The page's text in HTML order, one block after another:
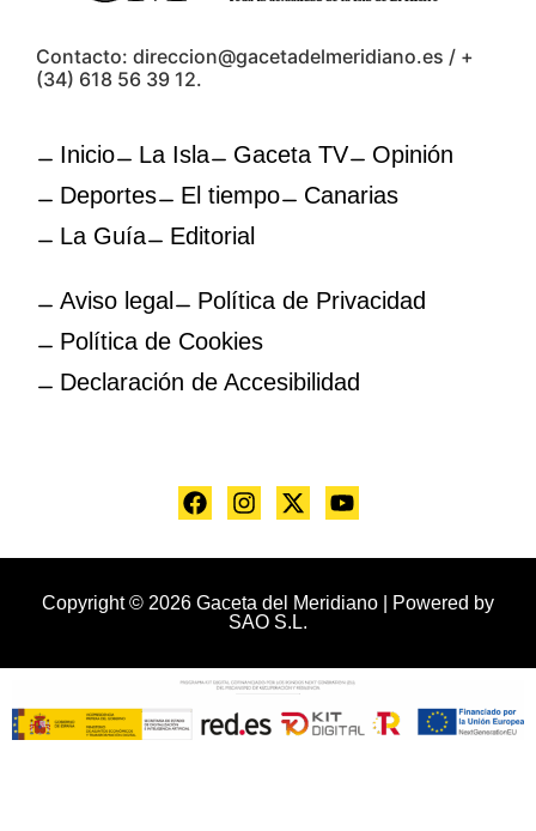
Contacto: direccion@gacetadelmeridiano.es / +
(34) 618 56 39 12.
Inicio La Isla Gaceta TV
Opinión
Deportes
El tiempo
Canarias
La Guía
Editorial
Aviso legal
Política de Privacidad
Política de Cookies
Declaración de Accesibilidad
Copyright © 2026 Gaceta del Meridiano | Powered by
SAO S.L.